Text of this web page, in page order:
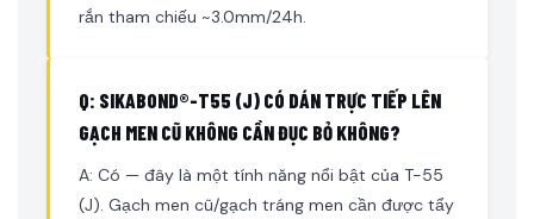
rắn tham chiếu ~3.0mm/24h.
Q: SIKABOND®-T55 (J) CÓ DÁN TRỰC TIẾP LÊN
GẠCH MEN CŨ KHÔNG CẦN ĐỤC BỎ KHÔNG?
A: Có — đây là một tính năng nổi bật của T-55
(J). Gạch men cũ/gạch tráng men cần được tẩy